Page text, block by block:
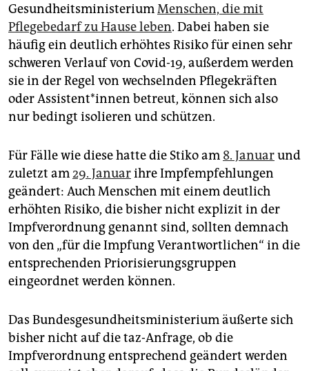
GesundheitsministeriumMenschen, die mit
Pflegebedarf zu Hause leben. Dabei haben sie
häufig ein deutlich erhöhtes Risiko für einen sehr
schweren Verlauf von Covid-19, außerdem werden
sie in der Regel von wechselnden Pflegekräften
oder As­sis­ten­t*in­nen betreut, können sich also
nur bedingt isolieren und schützen.
Für Fälle wie diese hatte die Stiko am 8. Januarund
zuletzt am29. Januarihre Impfempfehlungen
geändert: Auch Menschen mit einem deutlich
erhöhten Risiko, die bisher nicht explizit in der
Impfverordnung genannt sind, sollten demnach
von den „für die Impfung Verantwortlichen“ in die
entsprechenden Priorisierungsgruppen
eingeordnet werden können.
Das Bundesgesundheitsministerium äußerte sich
bisher nicht auf die taz-Anfrage, ob die
Impfverordnung entsprechend geändert werden